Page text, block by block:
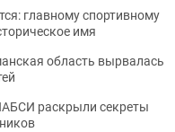
главному спортивному
имя
область вырвалась
раскрыли секреты